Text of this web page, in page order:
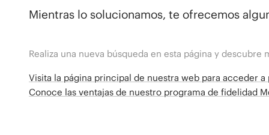
Mientras lo solucionamos, te ofrecemos
Realiza una nueva búsqueda en esta página y descubre
Visita la página principal de nuestra web para acceder
Conoce las ventajas de nuestro programa de fidelidad